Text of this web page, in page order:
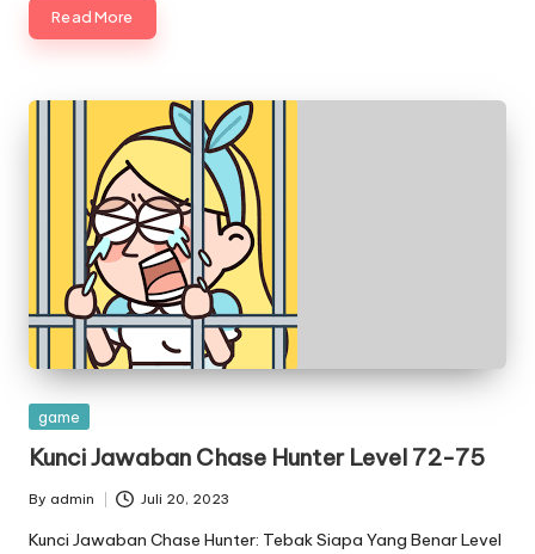
Read More
Posted
game
Kunci Jawaban Chase Hunter Level 72-75
Posted
by
By admin Juli 20, 2023
Kunci Jawaban Chase Hunter: Tebak Siapa Yang Benar Level